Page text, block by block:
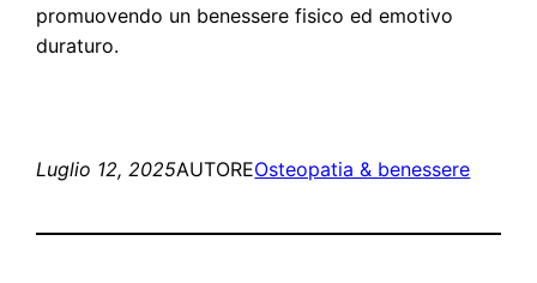
promuovendo un benessere fisico ed emotivo
duraturo.
Luglio 12, 2025AUTOREOsteopatia & benessere